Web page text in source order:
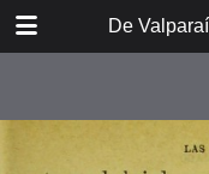
De
DOWNLOAD